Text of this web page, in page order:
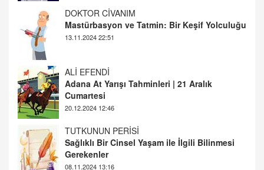
ALİ EFENDİ
Adana At Yarışı Tahminleri | 21 Aralık
Cumartesi
TUTKUNUN PERİSİ
Sağlıklı Bir Cinsel Yaşam ile İlgili Bilinmesi
Gerekenler
08.11.2024 13:16
FARUK ÖNALAN
Tezkere Onaylanmasaydı…
2 Kasım 2021 Salı 00:11